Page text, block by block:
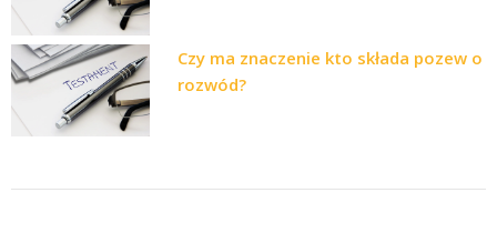
Czy ma znaczenie kto składa pozew o
rozwód?